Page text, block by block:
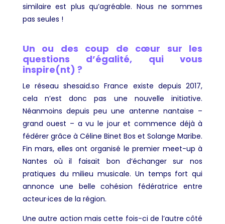
similaire est plus qu’agréable. Nous ne sommes
pas seules !
Un ou des coup de cœur sur les
questions d’égalité, qui vous
inspire(nt) ?
Le réseau shesaid.so France existe depuis 2017,
cela n’est donc pas une nouvelle initiative.
Néanmoins depuis peu une antenne nantaise –
grand ouest – a vu le jour et commence déjà à
fédérer grâce à Céline Binet Bos et Solange Maribe.
Fin mars, elles ont organisé le premier meet-up à
Nantes où il faisait bon d’échanger sur nos
pratiques du milieu musicale. Un temps fort qui
annonce une belle cohésion fédératrice entre
acteur·ices de la région.
Une autre action mais cette fois-ci de l’autre côté